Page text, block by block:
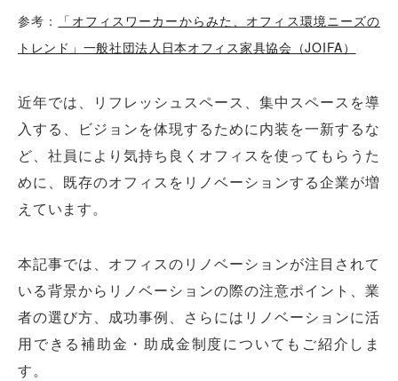
参考：
「オフィスワーカーからみた、オフィス環境ニーズの
トレンド」一般社団法人日本オフィス家具協会（JOIFA）
近年では、リフレッシュスペース、集中スペースを導
入する、ビジョンを体現するために内装を一新するな
ど、社員により気持ち良くオフィスを使ってもらうた
めに、既存のオフィスをリノベーションする企業が増
えています。
本記事では、オフィスのリノベーションが注目されて
いる背景からリノベーションの際の注意ポイント、業
者の選び方、成功事例、さらにはリノベーションに活
用できる補助金・助成金制度についてもご紹介しま
す。